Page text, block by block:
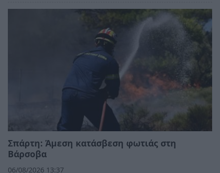
Σπάρτη: Άμεση κατάσβεση φωτιάς στη
Βάρσοβα
06/08/2026 13:37